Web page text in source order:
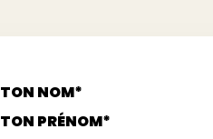
TON NOM*
TON PRÉNOM*